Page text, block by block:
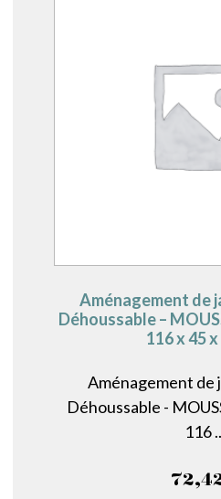
Aménagement de
Déhoussable –
116 x 45
Aménagement de
Déhoussable -
116